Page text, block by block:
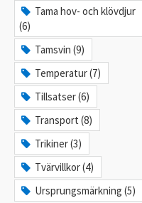
Tama hov- och klövdjur
(6)
Tamsvin (9)
Temperatur (7)
Tillsatser (6)
Transport (8)
Trikiner (3)
Tvärvillkor (4)
Ursprungsmärkning (5)